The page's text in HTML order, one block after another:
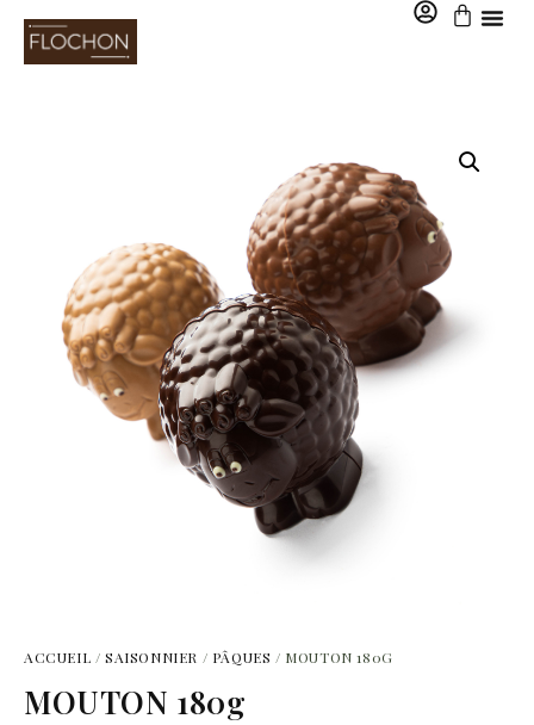
0,00
ACCUEIL /SAISONNIER / PÂQUES / MOUTON 180G
MOUTON 180g